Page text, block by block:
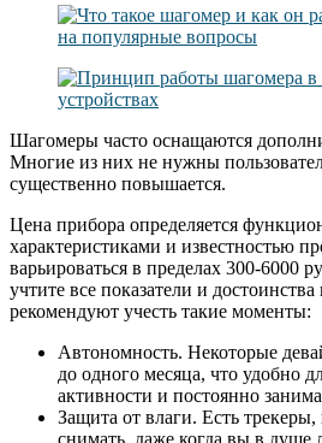
Шагомеры часто оснащаются
Многие из них не нужны
существенно повышается.
Цена прибора определяется
характеристиками и известностью
варьироваться в пределах 300-6000
учтите все показатели и
рекомендуют учесть такие моменты:
Автономность. Некоторые
до одного месяца, что удобно
активности и постоянно
Защита от влаги. Есть трекеры,
снимать, даже когда вы в душе